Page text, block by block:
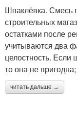
Шпаклёвка. Смесь
строительных
остатками после
учитываются два
целостность. Если
то она не пригодна;
читать дальше →